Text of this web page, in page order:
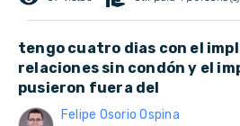
tengo cuatro dias con el
relaciones sin condón y el
pusieron fuera del
Felipe Osorio Ospina